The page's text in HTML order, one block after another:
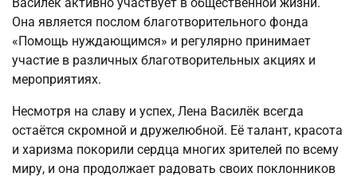
Она является послом благотворительного фонда
«Помощь нуждающимся» и регулярно принимает
участие в различных благотворительных акциях и
мероприятиях.
Несмотря на славу и успех, Лена Василёк всегда
остаётся скромной и дружелюбной. Её талант, красота
и харизма покорили сердца многих зрителей по всему
миру, и она продолжает радовать своих поклонников